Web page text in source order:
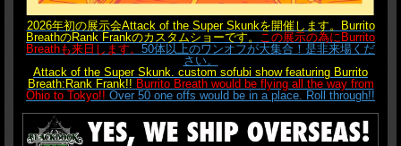
2026年初の展示会Attack of the Super Skunkを開催します。Burrito
BreathのRank Frankのカスタムショーです。
この展示の為にBurrito
Breathも来日します。 50体以上のワンオフが大集合！是非来場くだ
さい。
Attack of the Super Skunk. custom sofubi show featuring Burrito
Breath:Rank Frank!! Burrito Breath would be flying all the way from
Ohio to Tokyo!! Over 50 one offs would be in a place. Roll through!!